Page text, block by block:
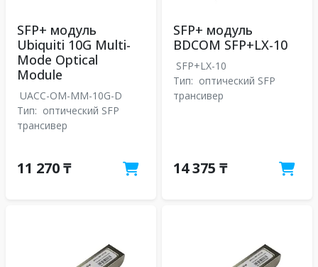
SFP+ модуль
Ubiquiti 10G Multi-
Mode Optical
Module
UACC-OM-MM-10G-D
Тип: оптический SFP
трансивер
11 270 ₸
SFP+ модуль
BDCOM SFP+LX-10
SFP+LX-10
Тип: оптический SFP
трансивер
14 375 ₸